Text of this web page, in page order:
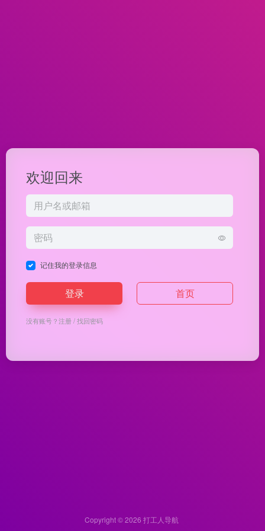
欢迎回来
记住我的登录信息
登录 首页
没有账号？注册/找回密码
Copyright © 2026 打工人导航